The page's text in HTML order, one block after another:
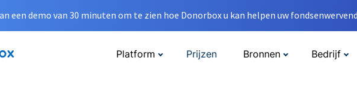
een demo van 30 minuten om te zien hoe Donorbox u kan helpen uw
Platform Prijzen Bronnen Bedrijf